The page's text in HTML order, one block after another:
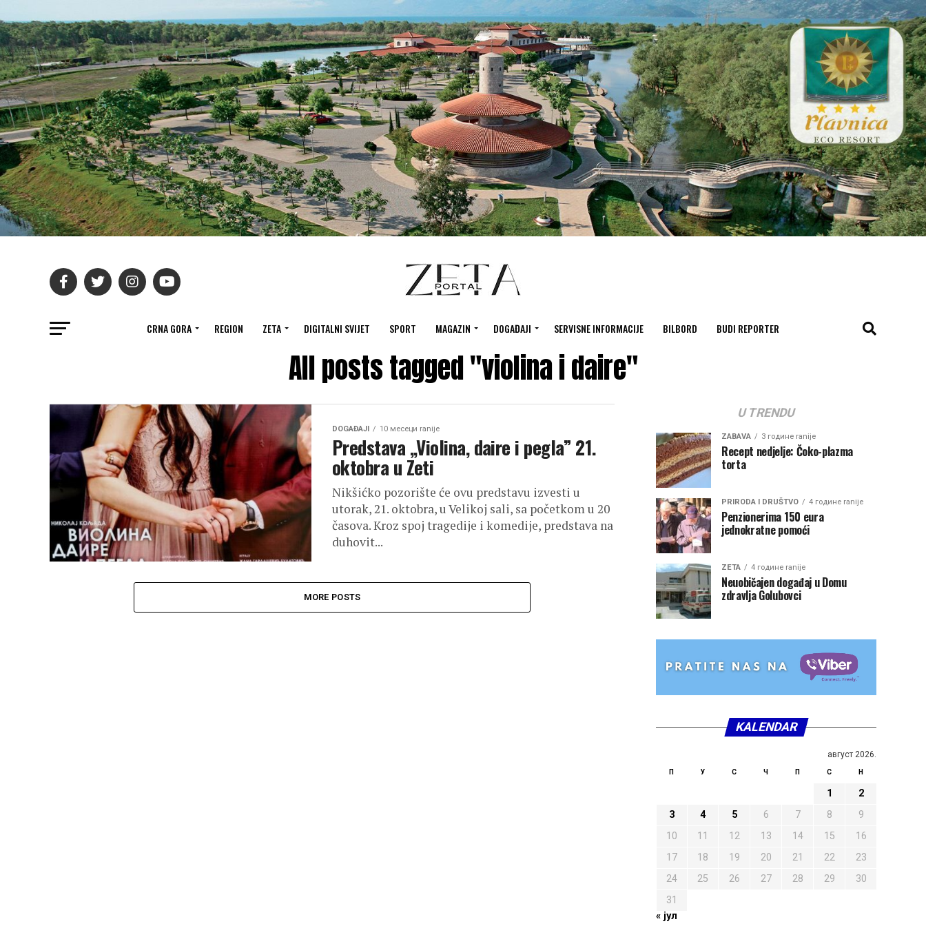
CRNA GORA REGION ZETA DIGITALNI SVIJET SPORT MAGAZIN DOGAĐAJI SERVISNE INFORMACIJE BILBORD BUDI REPORTER
All posts tagged "violina i daire"
DOGAĐAJI 10 месеци ranije
Predstava ,,Violina, daire i pegla” 21.
oktobra u Zeti
Nikšićko pozorište će ovu predstavu izvesti u
utorak, 21. oktobra, u Velikoj sali, sa početkom u 20
časova. Kroz spoj tragedije i komedije, predstava na
duhovit...
MORE POSTS
U TRENDU
ZABAVA 3 године ranije
Recept nedjelje: Čoko-plazma
torta
PRIRODA I DRUŠTVO 4 године ranije
Penzionerima 150 eura
jednokratne pomoći
ZETA 4 године ranije
Neuobičajen događaj u Domu
zdravlja Golubovci
KALENDAR
август 2026.
П У С Ч П С Н
1
2
3
4 5 6 7 8
9
10
11 12 13 14 15
16
17
18 19 20 21 22
23
24
25 26 27 28 29
30
31
« јул